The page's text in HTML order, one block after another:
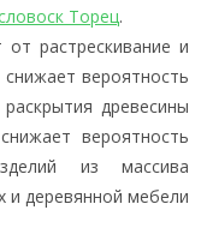
Торец.
растрескивание и
вероятность
древесины
вероятность
из массива
и деревянной мебели